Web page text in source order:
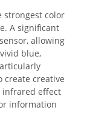
strongest color
A significant
allowing
blue,
create creative
infrared effect
information